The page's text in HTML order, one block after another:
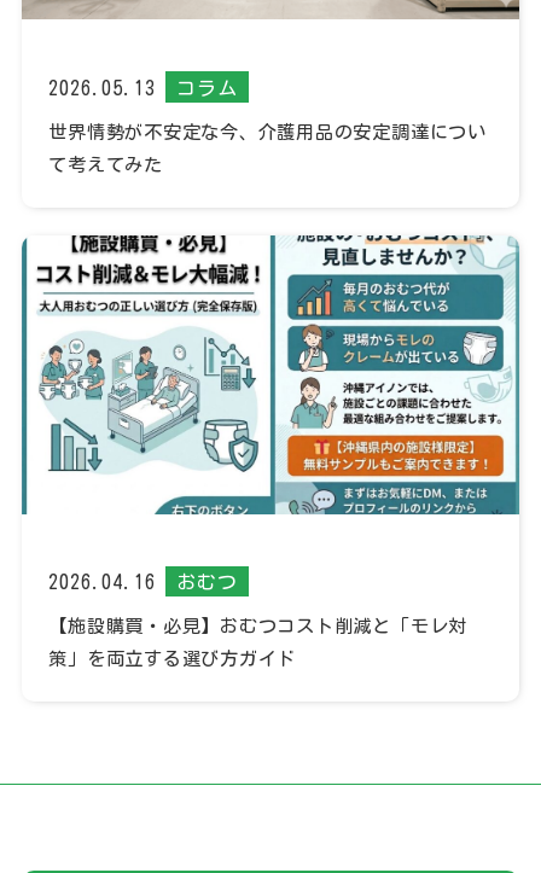
2026.05.13 コラム
世界情勢が不安定な今、介護用品の安定調達につい
て考えてみた
2026.04.16 おむつ
【施設購買・必見】おむつコスト削減と「モレ対
策」を両立する選び方ガイド